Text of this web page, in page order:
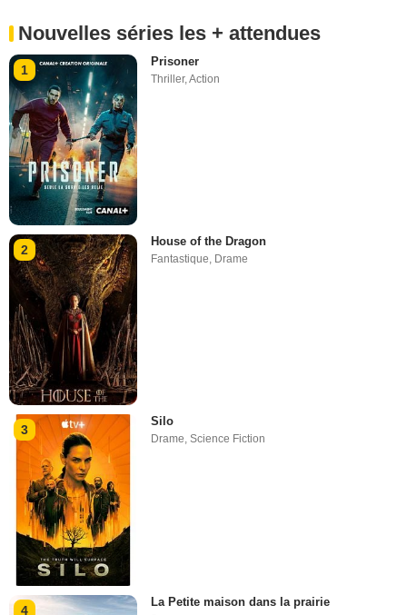
Nouvelles séries les + attendues
1
Prisoner
Thriller,Action
2
House of the Dragon
Fantastique, Drame
3
Silo
Drame,Science Fiction
4
La Petite maison dans la prairie